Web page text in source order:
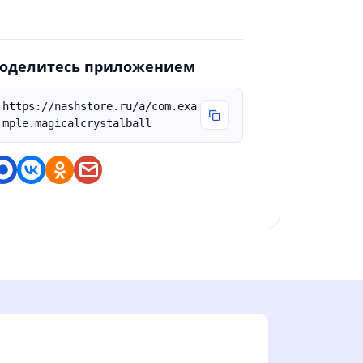
приложением
https://nashstore.ru/a/com.exa
mple.magicalcrystalball